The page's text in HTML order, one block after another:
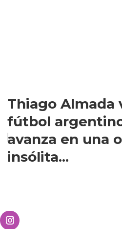
Thiago Almada
fútbol
avanza en una
insólita...